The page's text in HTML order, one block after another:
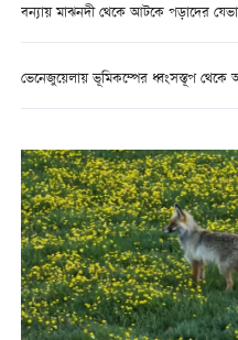
বন্যায় মাঝনদী থেকে আটকে পড়াদের
ভেনেজুয়েলায় ভূমিকম্পের ধ্বংসস্তূপ থেকে